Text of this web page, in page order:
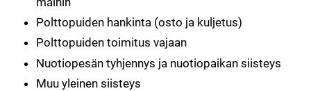
Polttopuiden hankinta (osto ja kuljetus)
Polttopuiden toimitus vajaan
Nuotiopesän tyhjennys ja nuotiopaikan siisteys
Muu yleinen siisteys